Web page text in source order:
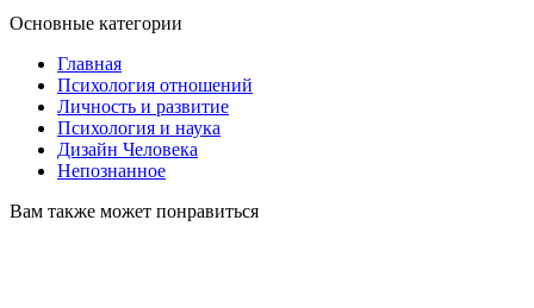
Основные категории
Главная
Психология отношений
Личность и развитие
Психология и наука
Дизайн Человека
Непознанное
Вам также может понравиться